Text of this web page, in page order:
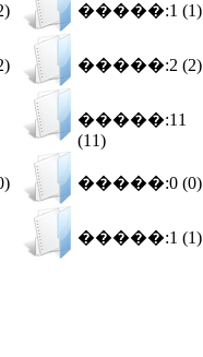
�����:1 (1)
�����:2 (2)
�����:11
(11)
�����:0 (0)
�����:1 (1)